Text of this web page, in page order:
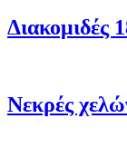
Διακομιδές
Νεκρές